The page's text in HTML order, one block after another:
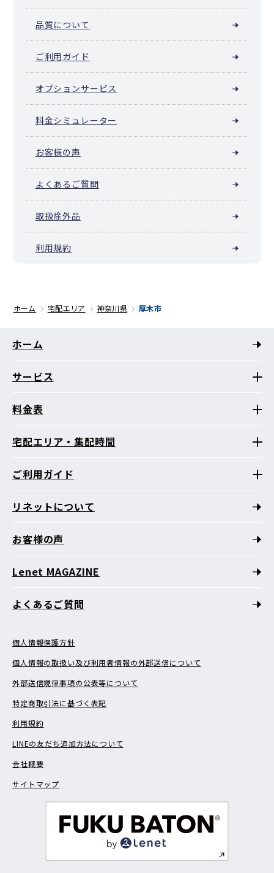
品質について
ご利用ガイド
オプションサービス
料金シミュレーター
お客様の声
よくあるご質問
取扱除外品
利用規約
ホーム 宅配エリア 神奈川県 厚木市
ホーム
サービス
料金表
宅配エリア・集配時間
ご利用ガイド
リネットについて
お客様の声
Lenet MAGAZINE
よくあるご質問
個人情報保護方針
個人情報の取扱い及び利用者情報の外部送信について
外部送信規律事項の公表等について
特定商取引法に基づく表記
利用規約
LINEの友だち追加方法について
会社概要
サイトマップ